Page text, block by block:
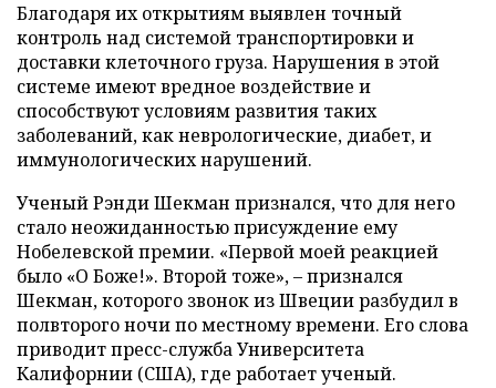
Благодаря их открытиям выявлен точный
контроль над системой транспортировки и
доставки клеточного груза. Нарушения в этой
системе имеют вредное воздействие и
способствуют условиям развития таких
заболеваний, как неврологические, диабет, и
иммунологических нарушений.
Ученый Рэнди Шекман признался, что для него
стало неожиданностью присуждение ему
Нобелевской премии. «Первой моей реакцией
было «О Боже!». Второй тоже», – признался
Шекман, которого звонок из Швеции разбудил в
полвторого ночи по местному времени. Его слова
приводит пресс-служба Университета
Калифорнии (США), где работает ученый.